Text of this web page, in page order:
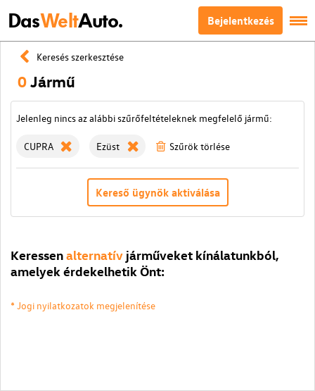
DasWeltAuto. Bejelentkezés
Keresés szerkesztése
0Jármű
Jelenleg nincs az alábbi szűrőfeltételeknek megfelelő jármű:
CUPRA Ezüst Szűrök törlése
Kereső ügynök aktiválása
Keressenalternatív járműveket kínálatunkból,
amelyek érdekelhetik Önt:
* Jogi nyilatkozatok megjelenítése